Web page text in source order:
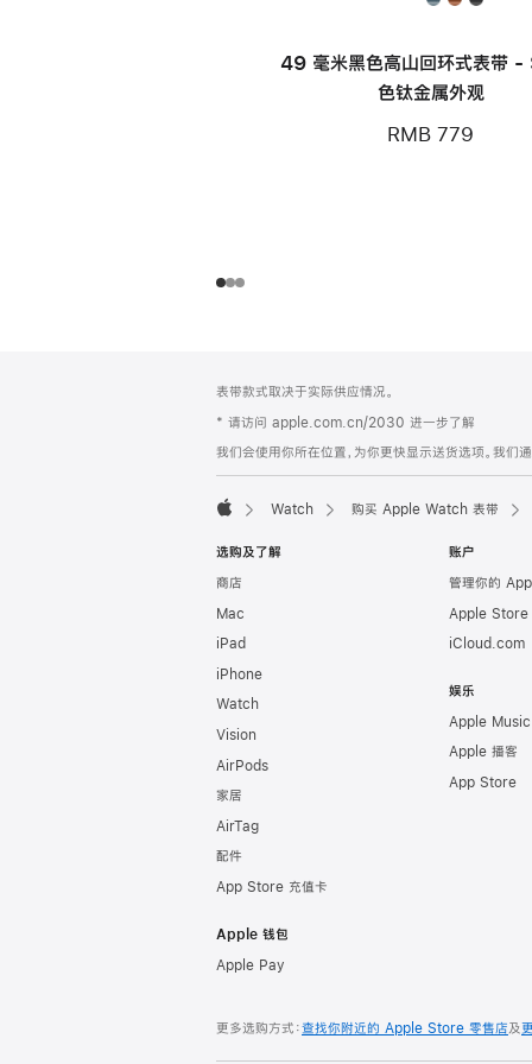
49 毫米黑色高山回环式表带 -
色钛金属外观
RMB 779
页
页
脚
注
表带款式取决于实际供应情况。
* 请访问 apple.com.cn/2030 进一步了解
我们会使用你所在位置，为你更快显示送货选项。我
Watch 购买 Apple Watch 表带
选购及了解
商店
Mac
iPad
iPhone
Watch
Vision
AirPods
家居
AirTag
配件
App Store 充值卡
Apple 钱包
Apple Pay
账户
管理你的
Apple Store
iCloud.com
娱乐
Apple Music
Apple 播客
App Store
更多选购方式：查找你附近的 Apple Store 零售店及